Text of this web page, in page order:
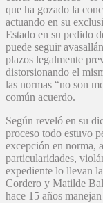
que ha gozado la
actuando en su
Estado en su pedido
puede seguir
plazos legalmente
distorsionando el
las normas “no son
común acuerdo.
Según reveló en su
proceso todo estuvo
excepción en norma,
particularidades,
expediente lo llevan
Cordero y Matilde
hace 15 años